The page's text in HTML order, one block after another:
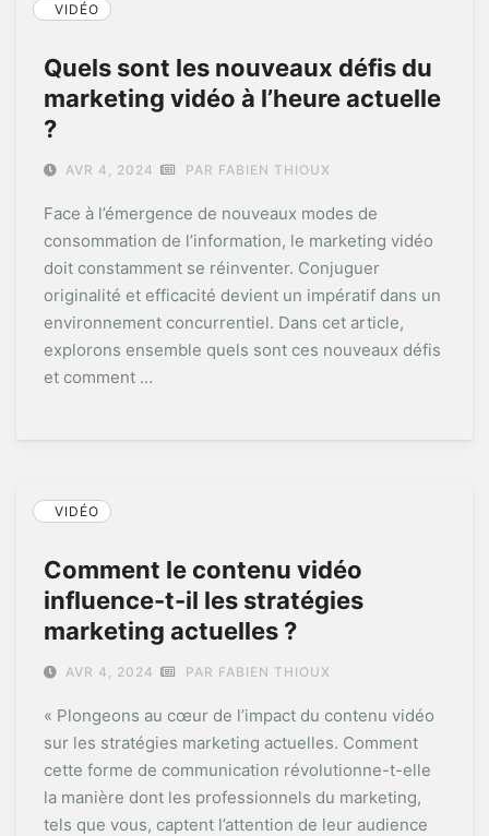
VIDÉO
Quels sont les nouveaux défis du
marketing vidéo à l’heure actuelle
?
AVR 4, 2024 PAR FABIEN THIOUX
Face à l’émergence de nouveaux modes de
consommation de l’information, le marketing vidéo
doit constamment se réinventer. Conjuguer
originalité et efficacité devient un impératif dans un
environnement concurrentiel. Dans cet article,
explorons ensemble quels sont ces nouveaux défis
et comment …
VIDÉO
Comment le contenu vidéo
influence-t-il les stratégies
marketing actuelles ?
AVR 4, 2024 PAR FABIEN THIOUX
« Plongeons au cœur de l’impact du contenu vidéo
sur les stratégies marketing actuelles. Comment
cette forme de communication révolutionne-t-elle
la manière dont les professionnels du marketing,
tels que vous, captent l’attention de leur audience